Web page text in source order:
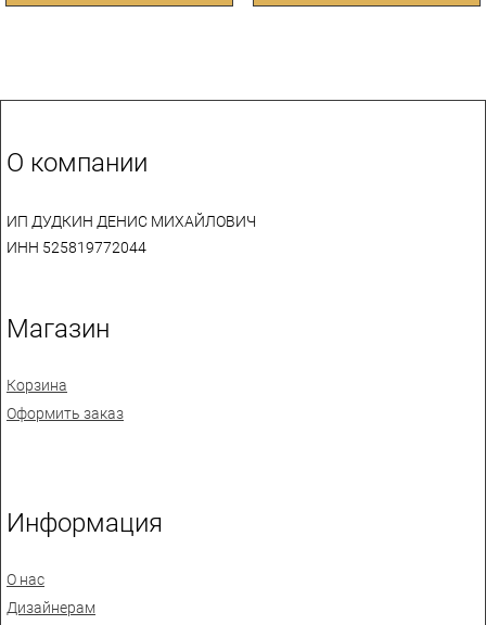
О компании
ИП ДУДКИН ДЕНИС МИХАЙЛОВИЧ
ИНН 525819772044
Магазин
Корзина
Оформить заказ
Информация
О нас
Дизайнерам